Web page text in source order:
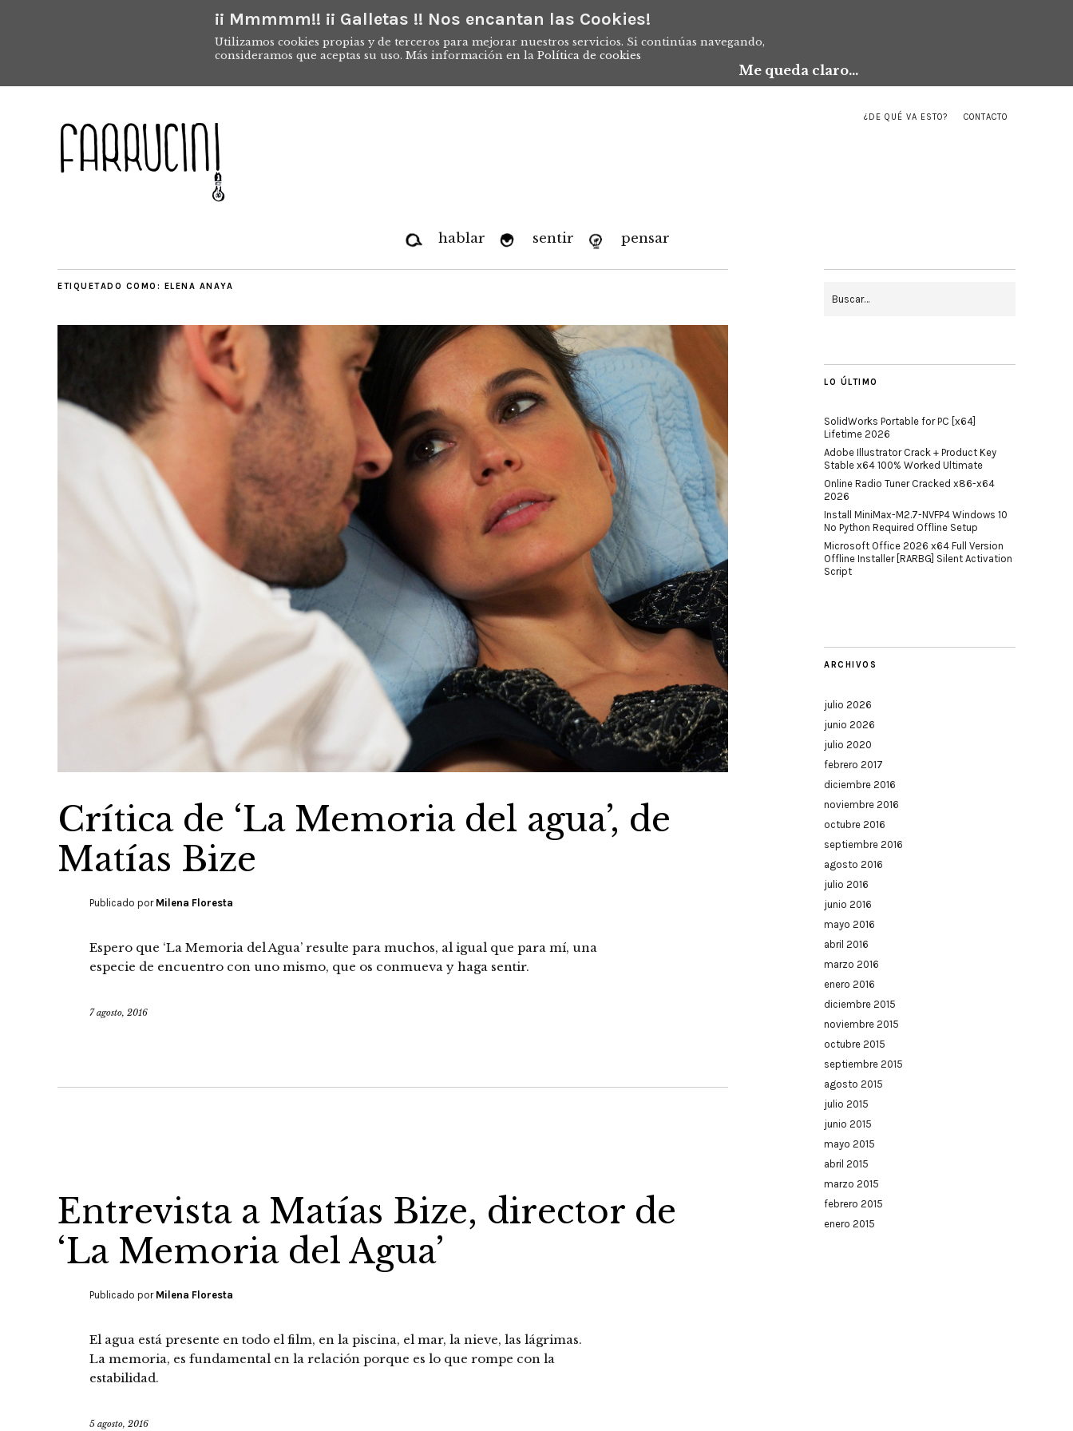
¡¡ Mmmmm!! ¡¡ Galletas !! Nos encantan las Cookies!
Utilizamos cookies propias y de terceros para mejorar nuestros servicios. Si continúas navegando,
consideramos que aceptas su uso. Más información en la Política de cookies
Me queda claro...
¿DE QUÉ VA ESTO? CONTACTO
hablar sentir pensar
ETIQUETADO COMO: ELENA ANAYA
Crítica de ‘La Memoria del agua’, de
Matías Bize
Publicado por Milena Floresta
Espero que ‘La Memoria del Agua’ resulte para muchos, al igual que para mí, una
especie de encuentro con uno mismo, que os conmueva y haga sentir.
7 agosto, 2016
Entrevista a Matías Bize, director de
‘La Memoria del Agua’
Publicado por Milena Floresta
El agua está presente en todo el film, en la piscina, el mar, la nieve, las lágrimas.
La memoria, es fundamental en la relación porque es lo que rompe con la
estabilidad.
5 agosto, 2016
LO ÚLTIMO
SolidWorks Portable for PC [x64]
Lifetime 2026
Adobe Illustrator Crack + Product Key
Stable x64 100% Worked Ultimate
Online Radio Tuner Cracked x86-x64
2026
Install MiniMax-M2.7-NVFP4 Windows 10
No Python Required Offline Setup
Microsoft Office 2026 x64 Full Version
Offline Installer [RARBG] Silent Activation
Script
ARCHIVOS
julio 2026
junio 2026
julio 2020
febrero 2017
diciembre 2016
noviembre 2016
octubre 2016
septiembre 2016
agosto 2016
julio 2016
junio 2016
mayo 2016
abril 2016
marzo 2016
enero 2016
diciembre 2015
noviembre 2015
octubre 2015
septiembre 2015
agosto 2015
julio 2015
junio 2015
mayo 2015
abril 2015
marzo 2015
febrero 2015
enero 2015